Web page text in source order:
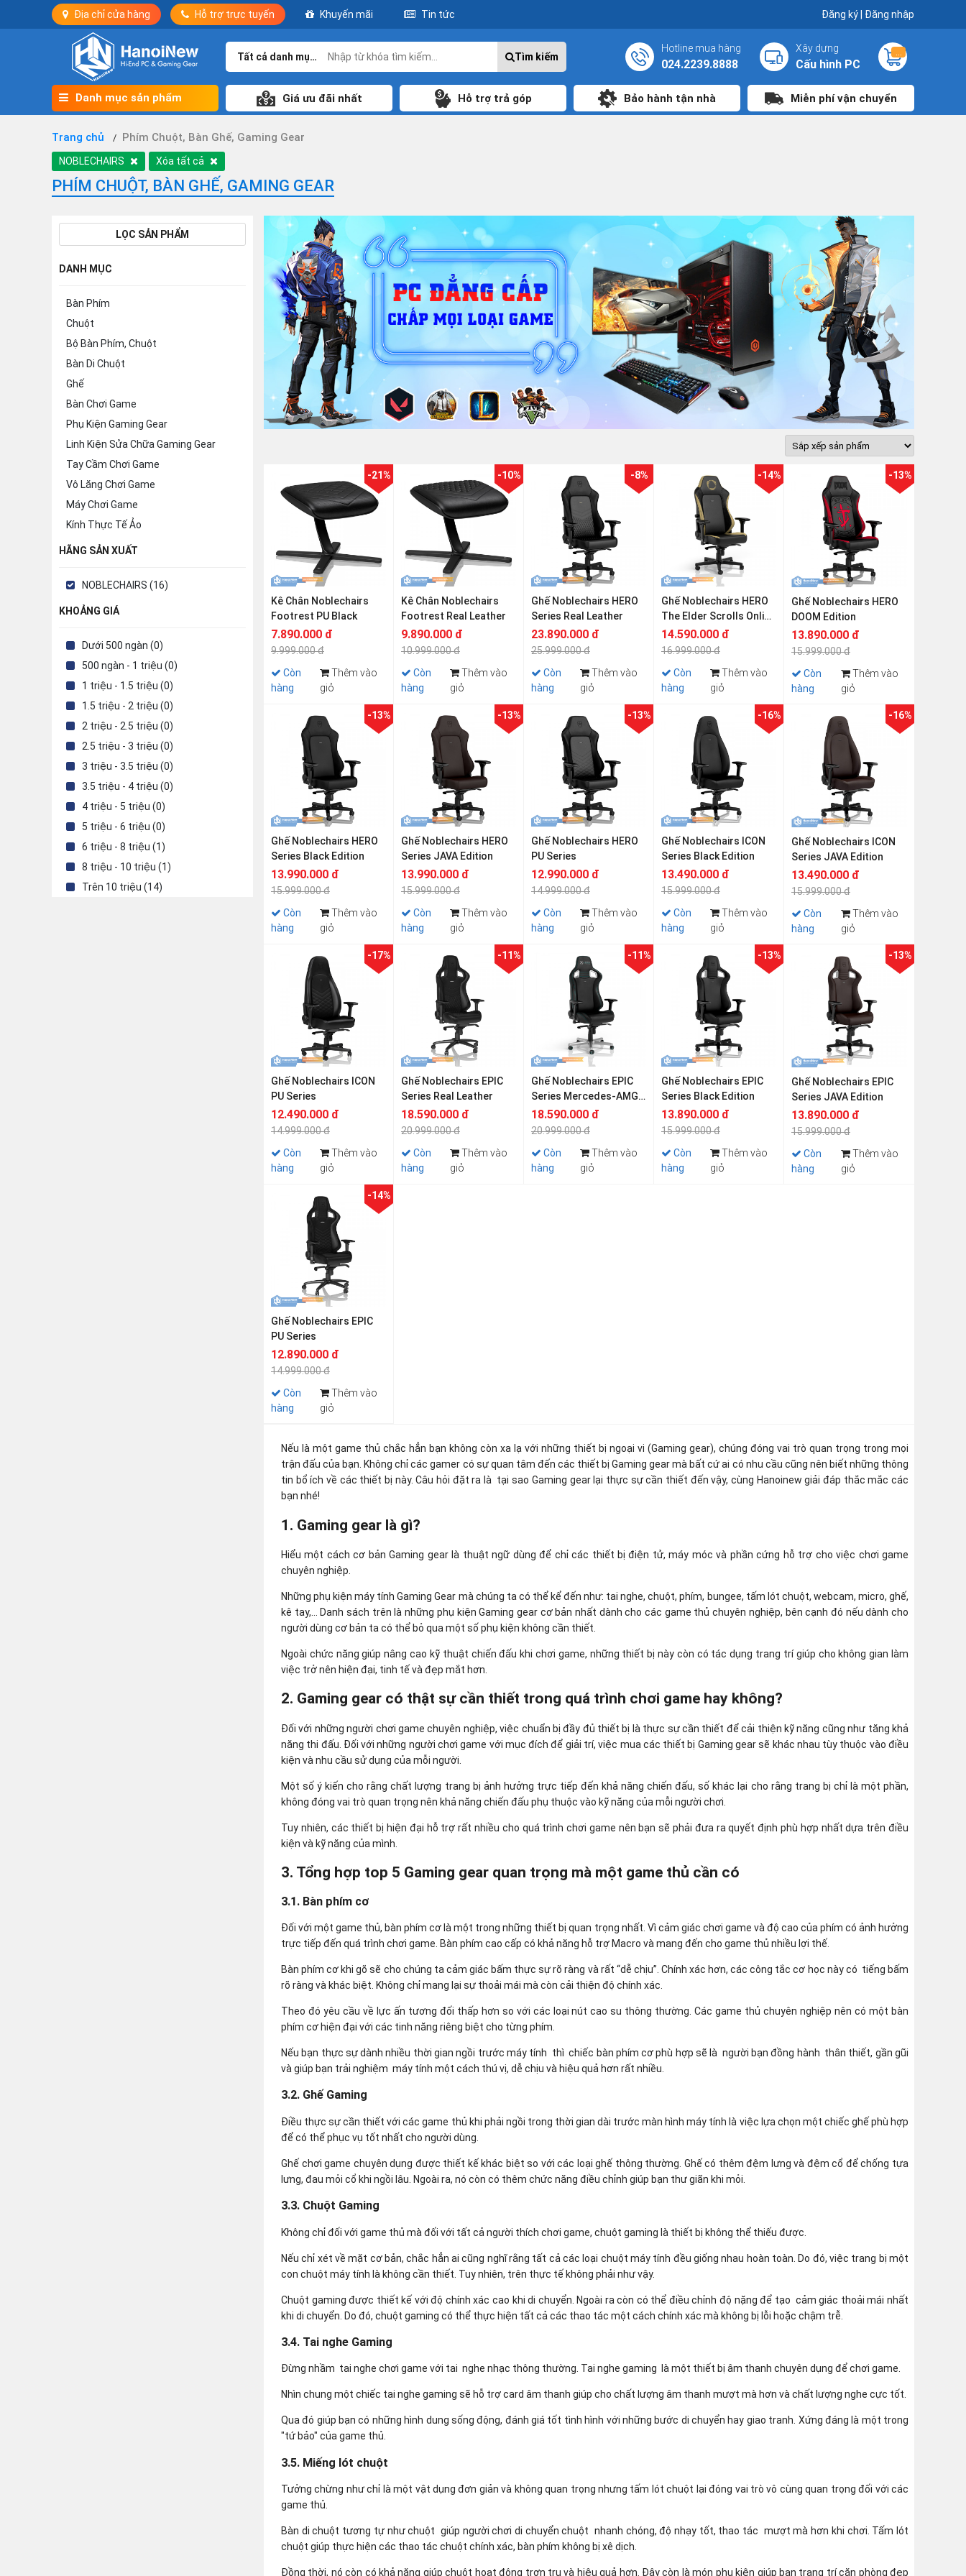
Địa chỉ cửa hàng Hỗ trợ trực tuyến Khuyến mãi Tin tức Đăng ký| Đăng nhập
Tất cả danh mục Tìm kiếm
Hotline mua hàng
024.2239.8888
Xây dựng
Cấu hình PC
Danh mục sản phẩm Giá ưu đãi nhất Hỗ trợ trả góp Bảo hành tận nhà Miễn phí vận chuyển
Trang chủ Phím Chuột, Bàn Ghế, Gaming Gear
NOBLECHAIRS Xóa tất cả
PHÍM CHUỘT, BÀN GHẾ, GAMING GEAR
LỌC SẢN PHẨM
DANH MỤC
Bàn Phím
Chuột
Bộ Bàn Phím, Chuột
Bàn Di Chuột
Ghế
Bàn Chơi Game
Phụ Kiện Gaming Gear
Linh Kiện Sửa Chữa Gaming Gear
Tay Cầm Chơi Game
Vô Lăng Chơi Game
Máy Chơi Game
Kính Thực Tế Ảo
HÃNG SẢN XUẤT
NOBLECHAIRS (16)
KHOẢNG GIÁ
Dưới 500 ngàn (0)
500 ngàn - 1 triệu (0)
1 triệu - 1.5 triệu (0)
1.5 triệu - 2 triệu (0)
2 triệu - 2.5 triệu (0)
2.5 triệu - 3 triệu (0)
3 triệu - 3.5 triệu (0)
3.5 triệu - 4 triệu (0)
4 triệu - 5 triệu (0)
5 triệu - 6 triệu (0)
6 triệu - 8 triệu (1)
8 triệu - 10 triệu (1)
Trên 10 triệu (14)
-21%
Kê Chân Noblechairs
Footrest PU Black
7.890.000 đ
9.999.000 đ
Còn
hàng
Thêm vào
giỏ
-10%
Kê Chân Noblechairs
Footrest Real Leather
9.890.000 đ
10.999.000 đ
Còn
hàng
Thêm vào
giỏ
-8%
Ghế Noblechairs HERO
Series Real Leather
23.890.000 đ
25.999.000 đ
Còn
hàng
Thêm vào
giỏ
-14%
Ghế Noblechairs HERO
The Elder Scrolls Online
Special Edition
14.590.000 đ
16.999.000 đ
Còn
hàng
Thêm vào
giỏ
-13%
Ghế Noblechairs HERO
DOOM Edition
13.890.000 đ
15.999.000 đ
Còn
hàng
Thêm vào
giỏ
-13%
Ghế Noblechairs HERO
Series Black Edition
13.990.000 đ
15.999.000 đ
Còn
hàng
Thêm vào
giỏ
-13%
Ghế Noblechairs HERO
Series JAVA Edition
13.990.000 đ
15.999.000 đ
Còn
hàng
Thêm vào
giỏ
-13%
Ghế Noblechairs HERO
PU Series
12.990.000 đ
14.999.000 đ
Còn
hàng
Thêm vào
giỏ
-16%
Ghế Noblechairs ICON
Series Black Edition
13.490.000 đ
15.999.000 đ
Còn
hàng
Thêm vào
giỏ
-16%
Ghế Noblechairs ICON
Series JAVA Edition
13.490.000 đ
15.999.000 đ
Còn
hàng
Thêm vào
giỏ
-17%
Ghế Noblechairs ICON
PU Series
12.490.000 đ
14.999.000 đ
Còn
hàng
Thêm vào
giỏ
-11%
Ghế Noblechairs EPIC
Series Real Leather
18.590.000 đ
20.999.000 đ
Còn
hàng
Thêm vào
giỏ
-11%
Ghế Noblechairs EPIC
Series Mercedes-AMG
Petronas F1 Team
18.590.000 đ
20.999.000 đ
Còn
hàng
Thêm vào
giỏ
-13%
Ghế Noblechairs EPIC
Series Black Edition
13.890.000 đ
15.999.000 đ
Còn
hàng
Thêm vào
giỏ
-13%
Ghế Noblechairs EPIC
Series JAVA Edition
13.890.000 đ
15.999.000 đ
Còn
hàng
Thêm vào
giỏ
-14%
Ghế Noblechairs EPIC
PU Series
12.890.000 đ
14.999.000 đ
Còn
hàng
Thêm vào
giỏ
Nếu là một game thủ chắc hẳn bạn không còn xa lạ với những thiết bị ngoại vi (Gaming gear), chúng đóng vai trò quan trọng trong mọi
trận đấu của bạn. Không chỉ các gamer có sự quan tâm đến các thiết bị Gaming gear mà bất cứ ai có nhu cầu cũng nên biết những thông
tin bổ ích về các thiết bị này. Câu hỏi đặt ra là tại sao Gaming gear lại thực sự cần thiết đến vậy, cùng Hanoinew giải đáp thắc mắc các
bạn nhé!
1. Gaming gear là gì?
Hiểu một cách cơ bản Gaming gear là thuật ngữ dùng để chỉ các thiết bị điện tử, máy móc và phần cứng hỗ trợ cho việc chơi game
chuyên nghiệp.
Những phụ kiện máy tính Gaming Gear mà chúng ta có thể kể đến như: tai nghe, chuột, phím, bungee, tấm lót chuột, webcam, micro, ghế,
kê tay,… Danh sách trên là những phụ kiện Gaming gear cơ bản nhất dành cho các game thủ chuyên nghiệp, bên cạnh đó nếu dành cho
người dùng cơ bản ta có thể bỏ qua một số phụ kiện không cần thiết.
Ngoài chức năng giúp nâng cao kỹ thuật chiến đấu khi chơi game, những thiết bị này còn có tác dụng trang trí giúp cho không gian làm
việc trở nên hiện đại, tinh tế và đẹp mắt hơn.
2. Gaming gear có thật sự cần thiết trong quá trình chơi game hay không?
Đối với những người chơi game chuyên nghiệp, việc chuẩn bị đầy đủ thiết bị là thực sự cần thiết để cải thiện kỹ năng cũng như tăng khả
năng thi đấu. Đối với những người chơi game với mục đích để giải trí, việc mua các thiết bị Gaming gear sẽ khác nhau tùy thuộc vào điều
kiện và nhu cầu sử dụng của mỗi người.
Một số ý kiến ​​cho rằng chất lượng trang bị ảnh hưởng trực tiếp đến khả năng chiến đấu, số khác lại cho rằng trang bị chỉ là một phần,
không đóng vai trò quan trọng nên khả năng chiến đấu phụ thuộc vào kỹ năng của mỗi người chơi.
Tuy nhiên, các thiết bị hiện đại hỗ trợ rất nhiều cho quá trình chơi game nên bạn sẽ phải đưa ra quyết định phù hợp nhất dựa trên điều
kiện và kỹ năng của mình.
3. Tổng hợp top 5 Gaming gear quan trọng mà một game thủ cần có
3.1. Bàn phím cơ
Đối với một game thủ, bàn phím cơ là một trong những thiết bị quan trọng nhất. Vì cảm giác chơi game và độ cao của phím có ảnh hưởng
trực tiếp đến quá trình chơi game. Bàn phím cao cấp có khả năng hỗ trợ Macro và mang đến cho game thủ nhiều lợi thế.
Bàn phím cơ khi gõ sẽ cho chúng ta cảm giác bấm thực sự rõ ràng và rất “dễ chịu”. Chính xác hơn, các công tắc cơ học này có tiếng bấm
rõ ràng và khác biệt. Không chỉ mang lại sự thoải mái mà còn cải thiện độ chính xác.
Theo đó yêu cầu về lực ấn tương đối thấp hơn so với các loại nút cao su thông thường. Các game thủ chuyên nghiệp nên có một bàn
phím cơ hiện đại với các tinh năng riêng biệt cho từng phím.
Nếu bạn thực sự dành nhiều thời gian ngồi trước máy tính thì chiếc bàn phím cơ phù hợp sẽ là người bạn đồng hành thân thiết, gần gũi
và giúp bạn trải nghiệm máy tính một cách thú vị, dễ chịu và hiệu quả hơn rất nhiều.
3.2. Ghế Gaming
Điều thực sự cần thiết với các game thủ khi phải ngồi trong thời gian dài trước màn hình máy tính là việc lựa chọn một chiếc ghế phù hợp
để có thể phục vụ tốt nhất cho người dùng.
Ghế chơi game chuyên dụng được thiết kế khác biệt so với các loại ghế thông thường. Ghế có thêm đệm lưng và đệm cổ để chống tựa
lưng, đau mỏi cổ khi ngồi lâu. Ngoài ra, nó còn có thêm chức năng điều chỉnh giúp bạn thư giãn khi mỏi.
3.3. Chuột Gaming
Không chỉ đối với game thủ mà đối với tất cả người thích chơi game, chuột gaming là thiết bị không thể thiếu được.
Nếu chỉ xét về mặt cơ bản, chắc hẳn ai cũng nghĩ rằng tất cả các loại chuột máy tính đều giống nhau hoàn toàn. Do đó, việc trang bị một
con chuột máy tính là không cần thiết. Tuy nhiên, trên thực tế không phải như vậy.
Chuột gaming được thiết kế với độ chính xác cao khi di chuyển. Ngoài ra còn có thể điều chỉnh độ nặng để tạo cảm giác thoải mái nhất
khi di chuyển. Do đó, chuột gaming có thể thực hiện tất cả các thao tác một cách chính xác mà không bị lỗi hoặc chậm trễ.
3.4. Tai nghe Gaming
Đừng nhầm tai nghe chơi game với tai nghe nhạc thông thường. Tai nghe gaming là một thiết bị âm thanh chuyên dụng để chơi game.
Nhìn chung một chiếc tai nghe gaming sẽ hỗ trợ card âm thanh giúp cho chất lượng âm thanh mượt mà hơn và chất lượng nghe cực tốt.
Qua đó giúp bạn có những hình dung sống động, đánh giá tốt tình hình với những bước di chuyển hay giao tranh. Xứng đáng là một trong
"tứ bảo" của game thủ.
3.5. Miếng lót chuột
Tưởng chừng như chỉ là một vật dụng đơn giản và không quan trọng nhưng tấm lót chuột lại đóng vai trò vô cùng quan trọng đối với các
game thủ.
Bàn di chuột tương tự như chuột giúp người chơi di chuyển chuột nhanh chóng, độ nhạy tốt, thao tác mượt mà hơn khi chơi. Tấm lót
chuột giúp thực hiện các thao tác chuột chính xác, bàn phím không bị xê dịch.
Đồng thời, nó còn có khả năng giúp chuột hoạt động trơn tru và hiệu quả hơn. Đây còn là món phụ kiện giúp bạn trang trí căn phòng đẹp